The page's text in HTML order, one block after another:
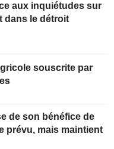
aux inquiétudes sur
dans le détroit
souscrite par
de son bénéfice de
prévu, mais maintient